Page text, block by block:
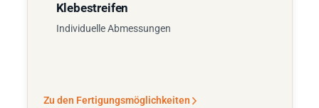
Klebestreifen
Individuelle Abmessungen
Zu den Fertigungsmöglichkeiten